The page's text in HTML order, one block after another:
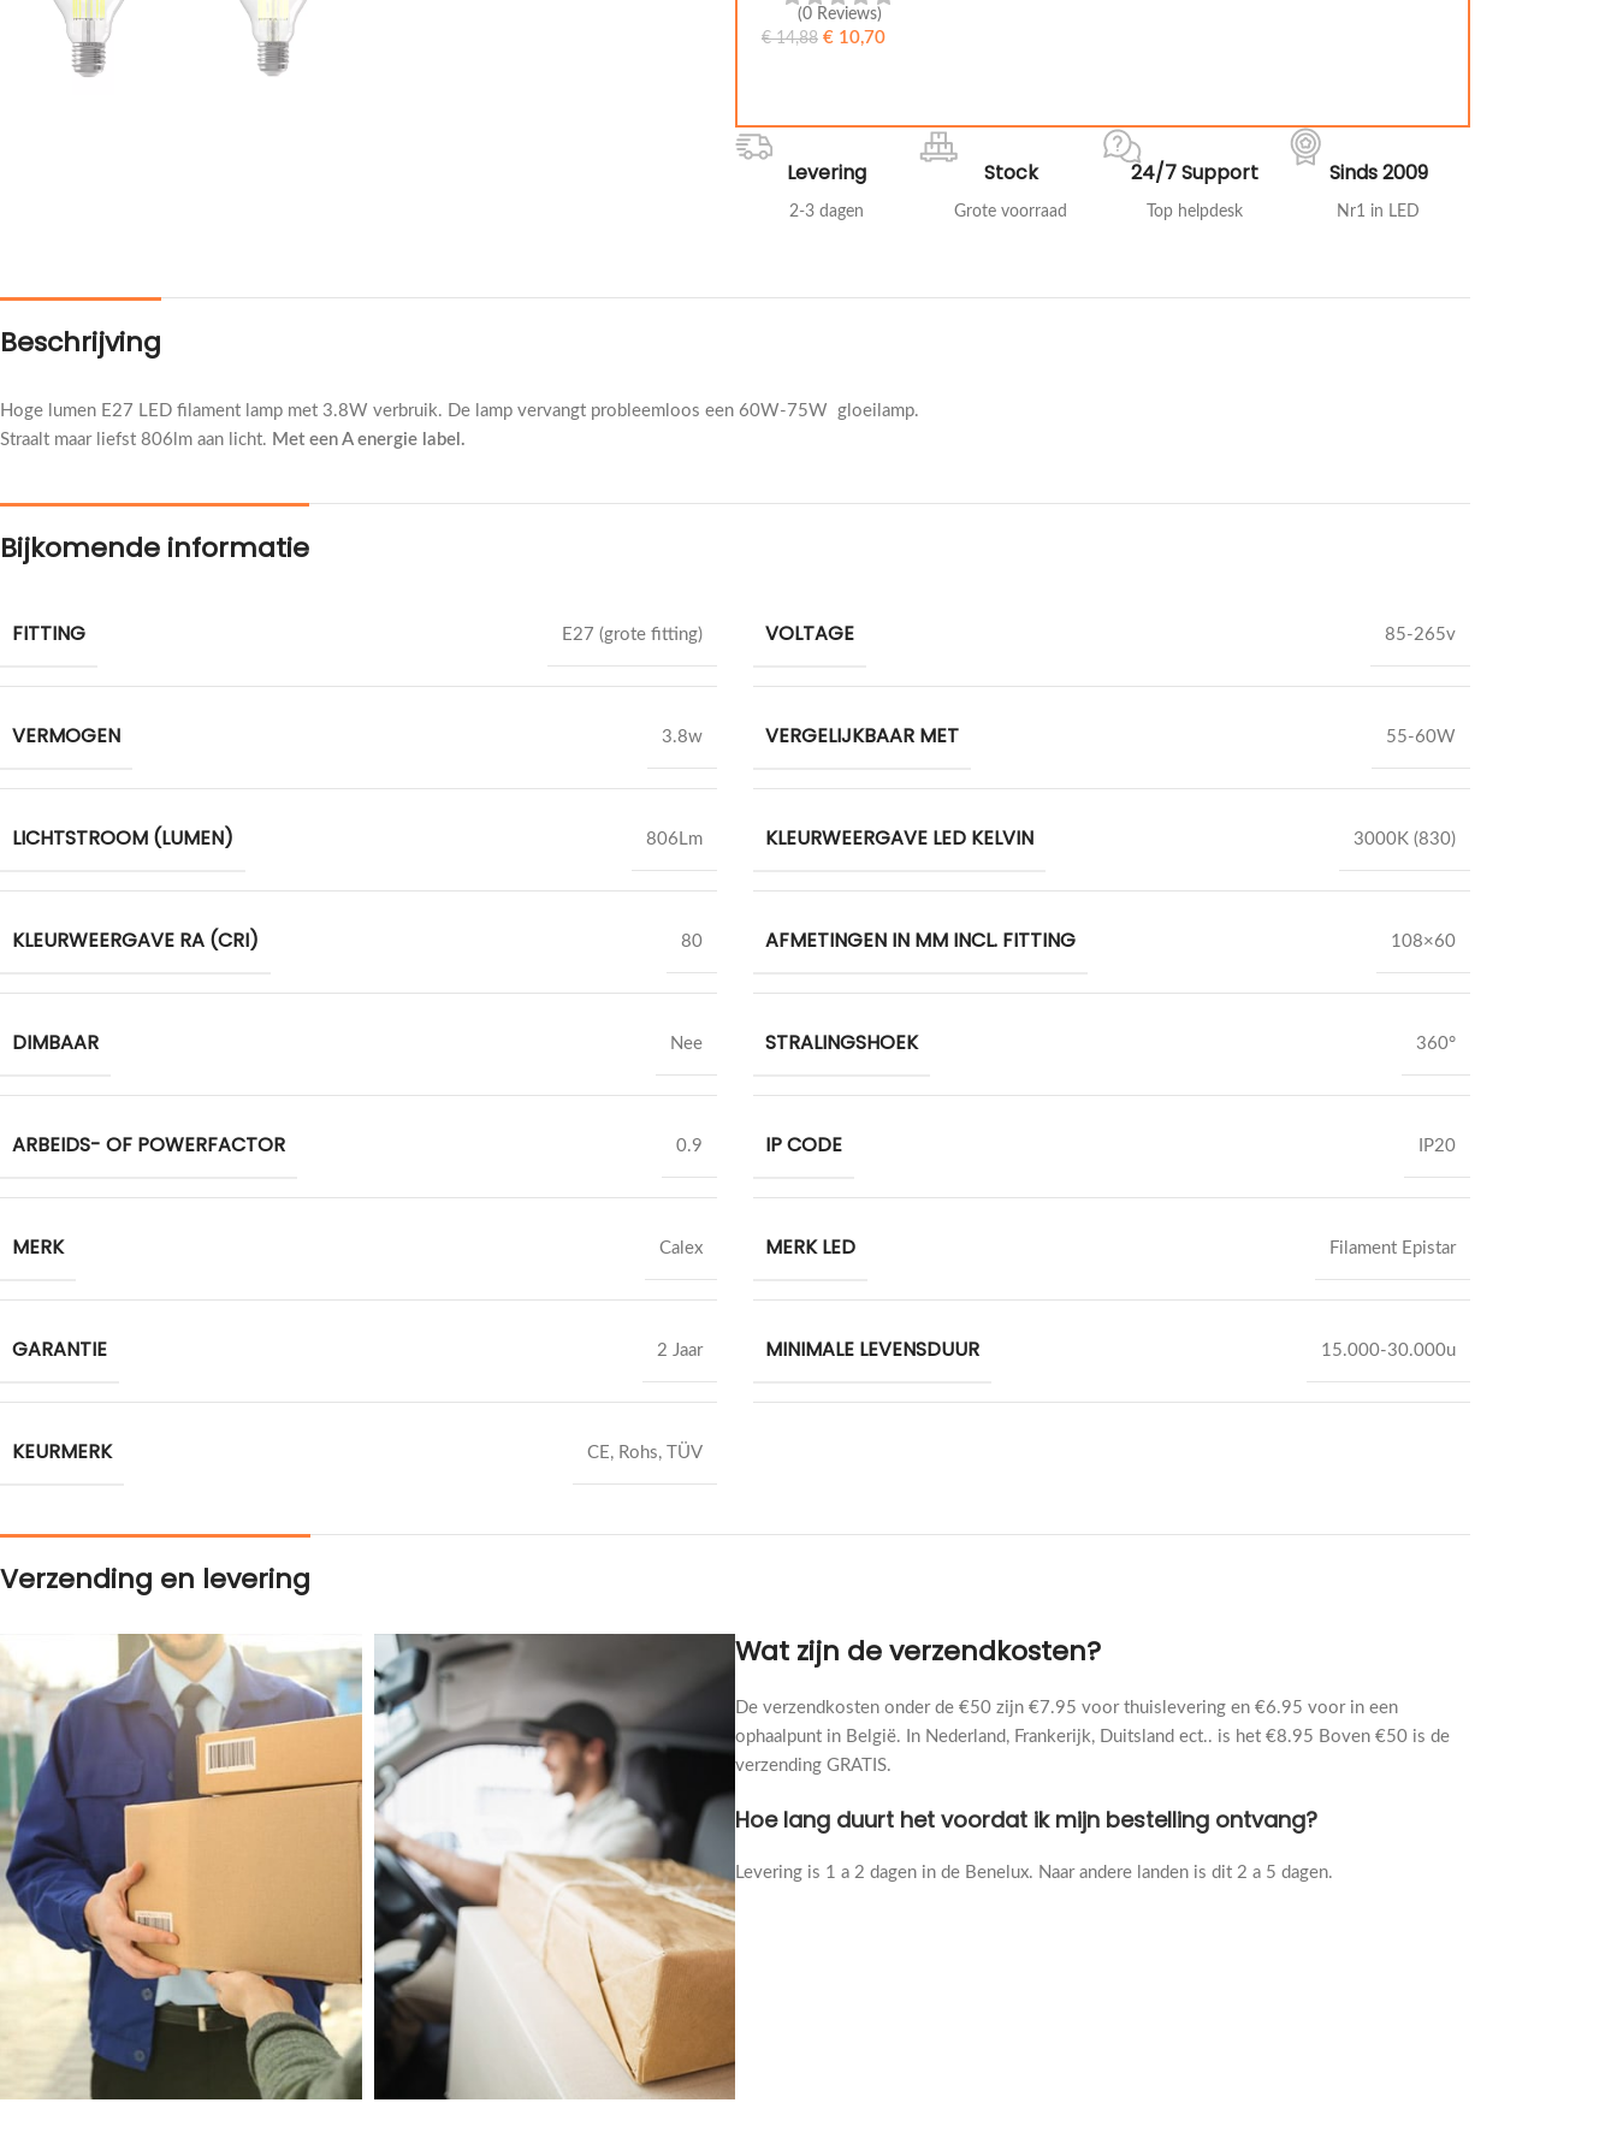
(0 Reviews)
€14,88 € 10,70
Levering
2-3 dagen
Stock
Grote voorraad
24/7 Support
Top helpdesk
Sinds 2009
Nr1 in LED
Beschrijving
Hoge lumen E27 LED filament lamp met 3.8W verbruik. De lamp vervangt probleemloos een 60W-75W gloeilamp.
Straalt maar liefst 806lm aan licht. Met een A energie label.
Bijkomende informatie
FITTING E27 (grote fitting) VOLTAGE 85-265v
VERMOGEN 3.8w VERGELIJKBAAR MET 55-60W
LICHTSTROOM (LUMEN) 806Lm KLEURWEERGAVE LED KELVIN 3000K (830)
KLEURWEERGAVE RA (CRI) 80 AFMETINGEN IN MM INCL. FITTING 108×60
DIMBAAR Nee STRALINGSHOEK 360°
ARBEIDS- OF POWERFACTOR 0.9 IP CODE IP20
MERK Calex MERK LED Filament Epistar
GARANTIE 2 Jaar MINIMALE LEVENSDUUR 15.000-30.000u
KEURMERK CE, Rohs, TÜV
Verzending en levering
Wat zijn de verzendkosten?
De verzendkosten onder de €50 zijn €7.95 voor thuislevering en €6.95 voor in een
ophaalpunt in België. In Nederland, Frankerijk, Duitsland ect.. is het €8.95 Boven €50 is de
verzending GRATIS.
Hoe lang duurt het voordat ik mijn bestelling ontvang?
Levering is 1 a 2 dagen in de Benelux. Naar andere landen is dit 2 a 5 dagen.